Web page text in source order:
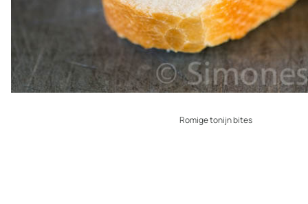
Romige tonijn bites